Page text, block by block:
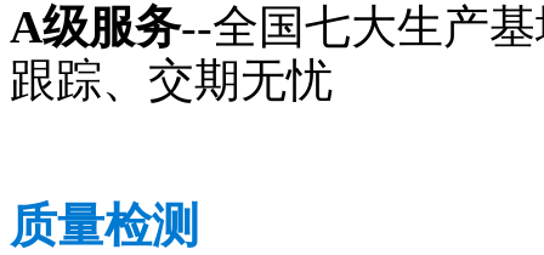
A级服务--全国七大生产
跟踪、交期无忧
质量检测